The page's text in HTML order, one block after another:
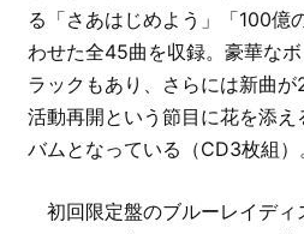
る「さあはじめよう」「100億
わせた全45曲を収録。豪華な
ラックもあり、さらには新曲が
活動再開という節目に花を添
バムとなっている（CD3枚組）
初回限定盤のブルーレイディ